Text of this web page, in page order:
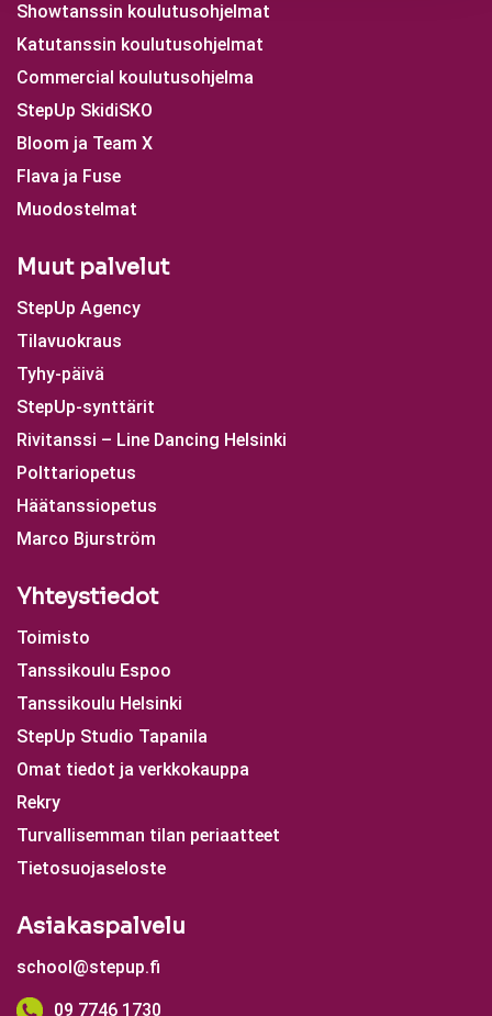
Showtanssin koulutusohjelmat
Katutanssin koulutusohjelmat
Commercial koulutusohjelma
StepUp SkidiSKO
Bloom ja Team X
Flava ja Fuse
Muodostelmat
Muut palvelut
StepUp Agency
Tilavuokraus
Tyhy-päivä
StepUp-synttärit
Rivitanssi – Line Dancing Helsinki
Polttariopetus
Häätanssiopetus
Marco Bjurström
Yhteystiedot
Toimisto
Tanssikoulu Espoo
Tanssikoulu Helsinki
StepUp Studio Tapanila
Omat tiedot ja verkkokauppa
Rekry
Turvallisemman tilan periaatteet
Tietosuojaseloste
Asiakaspalvelu
school@stepup.fi
09 7746 1730